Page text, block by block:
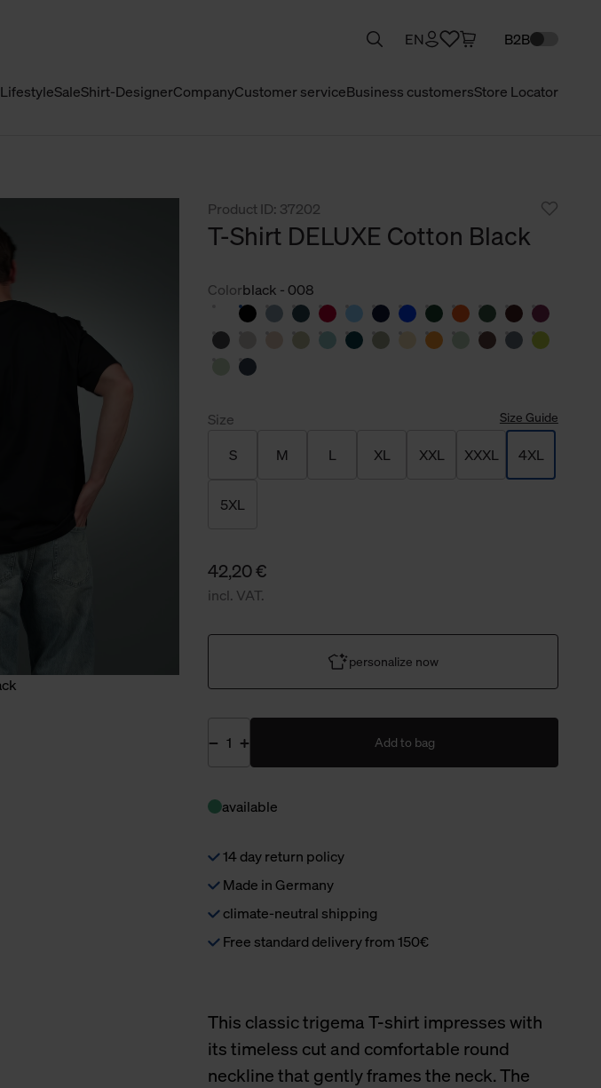
LifestyleSaleShirt-DesignerCompanyCustomer serviceBusiness customersStore Locator
EN B2B
Product ID: 37202
T-Shirt DELUXE Cotton Black
Colorblack - 008
Size Size Guide
S M L XL XXL XXXL 4XL
5XL
42,20 €
incl. VAT.
personalize now
Add to bag
available
14 day return policy
Made in Germany
climate-neutral shipping
Free standard delivery from 150€
This classic trigema T-shirt impresses with
its timeless cut and comfortable round
neckline that gently frames the neck. The